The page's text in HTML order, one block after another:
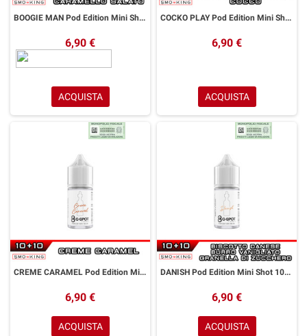
BOOGIE MAN Pod Edition Mini Shot 10+10 ml G-SPOT Caffè Caramello Salato
6,90 €
ACQUISTA
COCKO PLAY Pod Edition Mini Shot 10+10 ml G-SPOT Cioccolato Bianco Cocco
6,90 €
ACQUISTA
CREME CARAMEL Pod Edition Mini Shot 10+10 ml G-SPOT Crème Caramel
6,90 €
ACQUISTA
DANISH Pod Edition Mini Shot 10+10 ml G-SPOT Biscotto Burro Vaniglia
6,90 €
ACQUISTA